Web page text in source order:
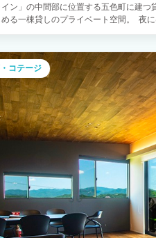
ン」の中間部に位置する五色町に建
める一棟貸しのプライベート空間。 夜
キやお庭でBBQ、テントを張っての
いたデザインを厳選しています。ピア
テイにもおすすめです。 ■間取り■
室、トイレ2箇所、洗面所、屋根付き
電子レンジ、炊飯器、トースター、電
ス、ワインオープナー、栓抜き缶切り
ん、ザル、ボウル、包丁、まな板、お
具（ダスター等）、調味料（塩、砂糖
NETFLIX,YOUTUBE視聴可） ■寝室■
：シングル布団4組 ■浴室・洗面■ 洗
ニティ（シャンプー、リンス、ボディ
ブラシ） ■BBQ器材セット■ 6名まで
コンロ2台、炭9kg コンロ（Coleman
ンタン、電気コード、ランタンスタン
ツ等 ※レンタルご希望の場合は事前に
コテージ